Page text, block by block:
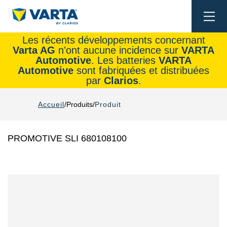
Les récents développements concernant
Varta AG n'ont aucune incidence sur VARTA
Automotive. Les batteries VARTA
Automotive sont fabriquées et distribuées
par Clarios.
Accueil Produits Produit
PROMOTIVE SLI 680108100